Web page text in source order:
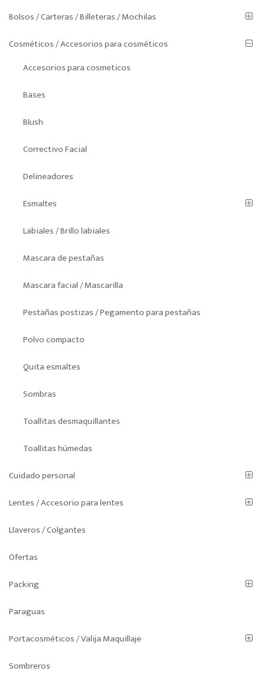
Bolsos / Carteras / Billeteras / Mochilas
Cosméticos / Accesorios para cosméticos
Accesorios para cosmeticos
Bases
Blush
Correctivo Facial
Delineadores
Esmaltes
Labiales / Brillo labiales
Mascara de pestañas
Mascara facial / Mascarilla
Pestañas postizas / Pegamento para pestañas
Polvo compacto
Quita esmaltes
Sombras
Toallitas desmaquillantes
Toallitas húmedas
Cuidado personal
Lentes / Accesorio para lentes
Llaveros / Colgantes
Ofertas
Packing
Paraguas
Portacosméticos / Valija Maquillaje
Sombreros